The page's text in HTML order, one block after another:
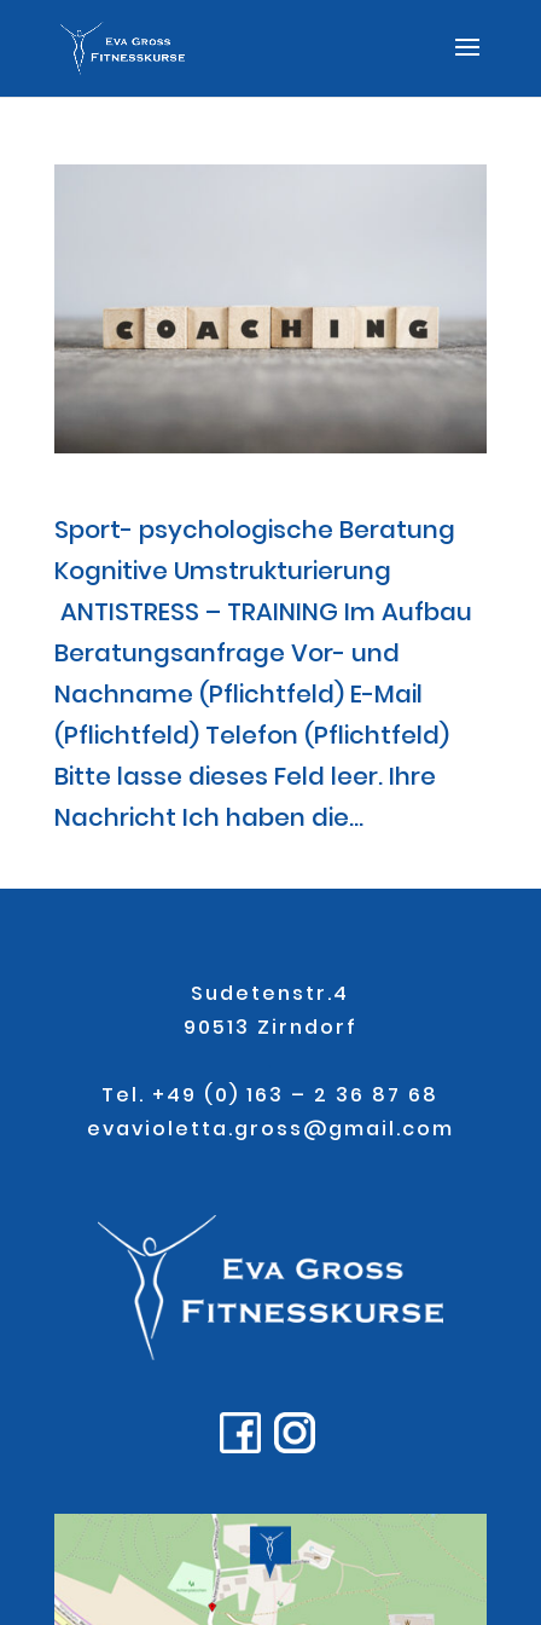
Sport- psychologische Beratung
Kognitive Umstrukturierung
ANTISTRESS – TRAINING Im Aufbau
Beratungsanfrage Vor- und
Nachname (Pflichtfeld) E-Mail
(Pflichtfeld) Telefon (Pflichtfeld)
Bitte lasse dieses Feld leer. Ihre
Nachricht Ich haben die...
Sudetenstr.4
90513 Zirndorf
Tel. +49 (0) 163 – 2 36 87 68
evavioletta.gross@gmail.com